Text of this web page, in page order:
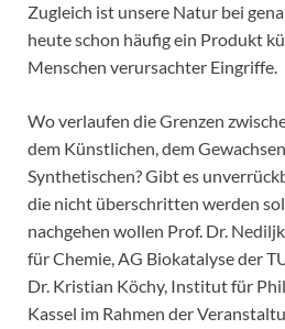
Zugleich ist unsere Natur bei
heute schon häufig ein Produkt
Menschen verursachter Eingriffe.
Wo verlaufen die Grenzen
dem Künstlichen, dem
Synthetischen? Gibt es
die nicht überschritten werden
nachgehen wollen Prof. Dr.
für Chemie, AG Biokatalyse der
Dr. Kristian Köchy, Institut für
Kassel im Rahmen der